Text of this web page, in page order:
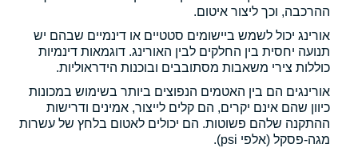
ההרכבה, וכך ליצור איטום.
אורינג יכול לשמש ביישומים סטטיים או דינמיים שבהם יש
תנועה יחסית בין החלקים לבין האורינג. דוגמאות דינמיות
כוללות צירי משאבות מסתובבים ובוכנות הידראוליות.
אורינגים הם בין האטמים הנפוצים ביותר בשימוש במכונות
כיוון שהם אינם יקרים, הם קלים לייצור, אמינים ודרישות
ההתקנה שלהם פשוטות. הם יכולים לאטום בלחץ של עשרות
מגה-פסקל (אלפי psi).